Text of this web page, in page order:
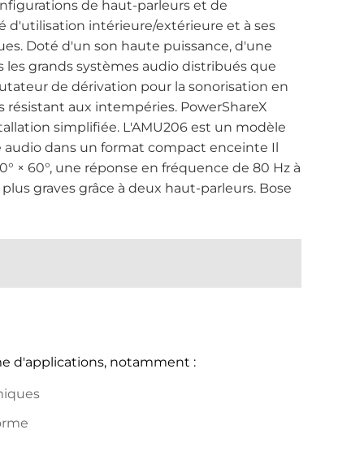
de haut-parleurs et de
d'utilisation intérieure/extérieure et à ses
Doté d'un son haute puissance, d'une
grands systèmes audio distribués que
de dérivation pour la sonorisation en
résistant aux intempéries. PowerShareX
simplifiée. L'AMU206 est un modèle
dans un format compact enceinte Il
× 60°, une réponse en fréquence de 80 Hz à
graves grâce à deux haut-parleurs. Bose
d'applications, notamment :